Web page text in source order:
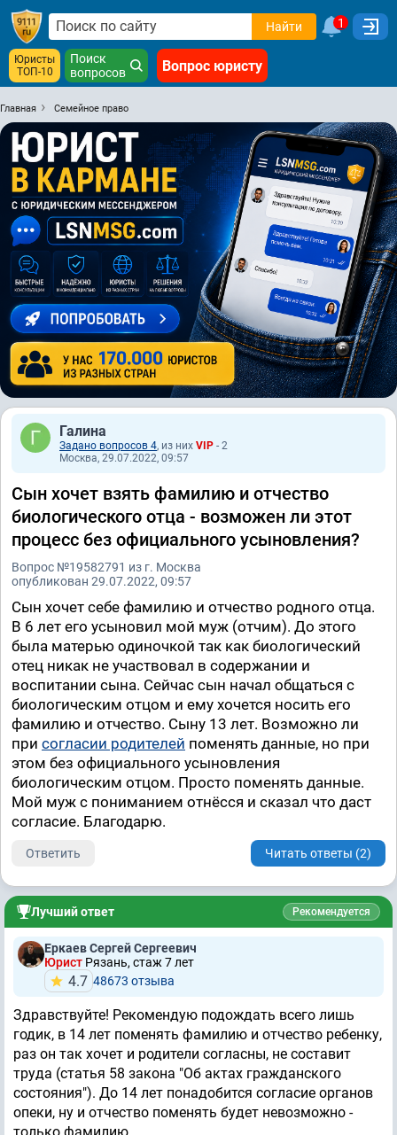
Найти 1
Юристы
ТОП-10
Поиск
вопросов
Вопрос юристу
Главная Семейное право
Галина
Задано вопросов 4, из них VIP - 2
Москва, 29.07.2022, 09:57
Сын хочет взять фамилию и отчество
биологического отца - возможен ли этот
процесс без официального усыновления?
Вопрос №19582791 из г. Москва
опубликован 29.07.2022, 09:57
Сын хочет себе фамилию и отчество родного отца.
В 6 лет его усыновил мой муж (отчим). До этого
была матерью одиночкой так как биологический
отец никак не участвовал в содержании и
воспитании сына. Сейчас сын начал общаться с
биологическим отцом и ему хочется носить его
фамилию и отчество. Сыну 13 лет. Возможно ли
при согласии родителей поменять данные, но при
этом без официального усыновления
биологическим отцом. Просто поменять данные.
Мой муж с пониманием отнёсся и сказал что даст
согласие. Благодарю.
Ответить Читать ответы (2)
Лучший ответ Рекомендуется
Еркаев Сергей Сергеевич
Юрист Рязань, стаж 7 лет
4.7 48673 отзывa
Здравствуйте! Рекомендую подождать всего лишь
годик, в 14 лет поменять фамилию и отчество ребенку,
раз он так хочет и родители согласны, не составит
труда (статья 58 закона "Об актах гражданского
состояния"). До 14 лет понадобится согласие органов
опеки, ну и отчество поменять будет невозможно -